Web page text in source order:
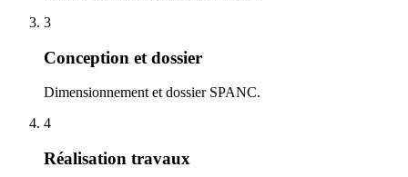
3
Conception et dossier
Dimensionnement et dossier SPANC.
4
Réalisation travaux